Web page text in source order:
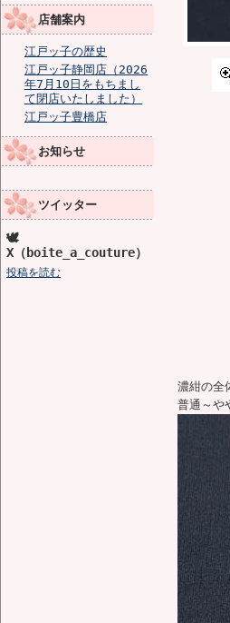
店舗案内
江戸ッ子の歴史
江戸ッ子静岡店（2026
年7月10日をもちまし
て閉店いたしました）
江戸ッ子豊橋店
お知らせ
ツイッター
🕊️
X（boite_a_couture）
投稿を読む
濃紺の全
普通～や